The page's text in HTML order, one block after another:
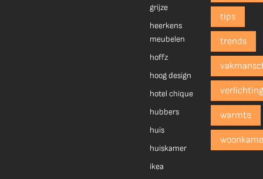
grijze
heerkens
meubelen
hoffz
hoog design
hotel chique
hubbers
huis
huiskamer
ikea
tips
trends
warmte